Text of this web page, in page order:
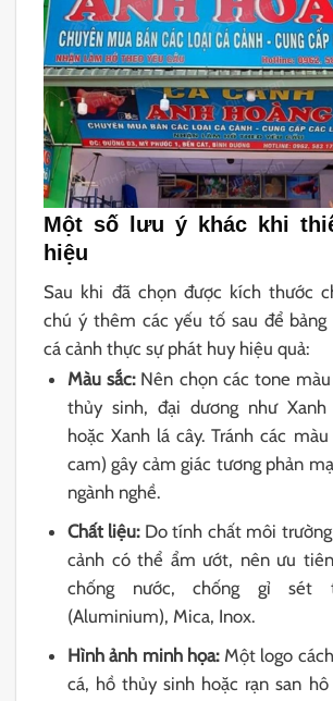
Một số lưu ý khác khi
hiệu
Sau khi đã chọn được kích thước
chú ý thêm các yếu tố sau để bảng
cá cảnh thực sự phát huy hiệu quả:
Màu sắc:Nên chọn các tone
thủy sinh, đại dương như Xanh
hoặc Xanh lá cây. Tránh các
cam) gây cảm giác tương phản
ngành nghề.
Chất liệu:Do tính chất môi trường
cảnh có thể ẩm ướt, nên ưu
chống nước, chống gỉ sét
(Aluminium), Mica, Inox.
Hình ảnh minh họa:Một logo
cá, hồ thủy sinh hoặc rạn san